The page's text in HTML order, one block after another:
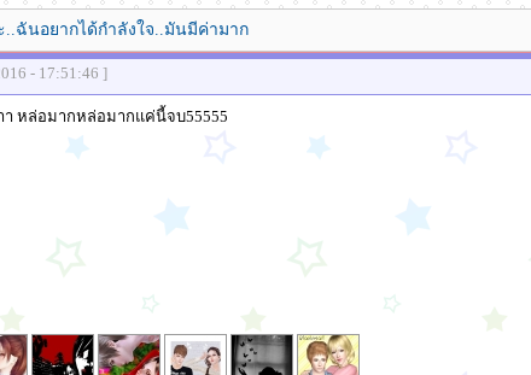
..ฉันอยากได้กำลังใจ..มันมีค่ามาก
- 17:51:46 ]
า หล่อมากหล่อมากแค่นี้จบ55555